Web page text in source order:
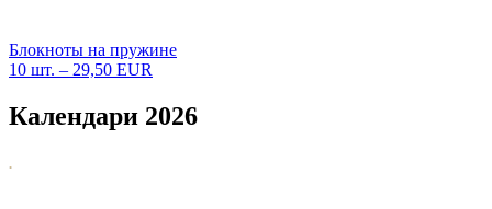
Блокноты на пружине
10 шт. – 29,50 EUR
Календари 2026